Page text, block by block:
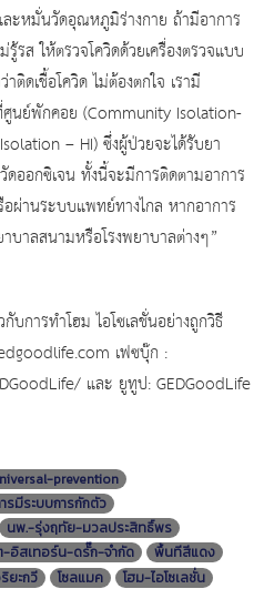
ะหมั่นวัดอุณหภูมิร่างกาย ถ้ามีอาการ
รส ให้ตรวจโควิดด้วยเครื่องตรวจแบบ
ติดเชื้อโควิด ไม่ต้องตกใจ เรามี
ศูนย์พักคอย (Community Isolation-
– HI)ซึ่งผู้ป่วยจะได้รับยา
ออกซิเจน ทั้งนี้จะมีการติดตามอาการ
ผ่านระบบแพทย์ทางไกล หากอาการ
บาลสนามหรือโรงพยาบาลต่างๆ”
บการทำโฮม ไอโซเลชั่นอย่างถูกวิธี
เฟซบุ๊ก :
และ ยูทูป:GEDGoodLife
prevention
รมีระบบการกักตัว
นพ.-รุ่งฤทัย-มวลประสิทธิ์พร
-อิสเทอร์น-ดรั๊ก-จำกัด
พื้นทีสีแดง
ยะกวี โซลแมค โฮม-ไอโซเลชั่น